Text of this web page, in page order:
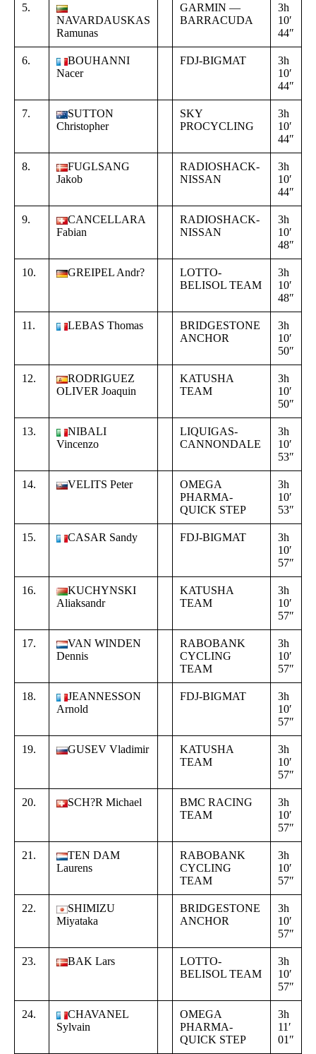
5.
NAVARDAUSKAS
Ramunas
GARMIN —
BARRACUDA
3h
10′
44″
6.
BOUHANNI
Nacer
FDJ-BIGMAT
3h
10′
44″
7.
SUTTON
Christopher
SKY
PROCYCLING
3h
10′
44″
8.
FUGLSANG
Jakob
RADIOSHACK-
NISSAN
3h
10′
44″
9.
CANCELLARA
Fabian
RADIOSHACK-
NISSAN
3h
10′
48″
10. GREIPEL Andr?
LOTTO-
BELISOL TEAM
3h
10′
48″
11. LEBAS Thomas
BRIDGESTONE
ANCHOR
3h
10′
50″
12.
RODRIGUEZ
OLIVER Joaquin
KATUSHA
TEAM
3h
10′
50″
13.
NIBALI
Vincenzo
LIQUIGAS-
CANNONDALE
3h
10′
53″
14. VELITS Peter
OMEGA
PHARMA-
QUICK STEP
3h
10′
53″
15. CASAR Sandy FDJ-BIGMAT
3h
10′
57″
16.
KUCHYNSKI
Aliaksandr
KATUSHA
TEAM
3h
10′
57″
17.
VAN WINDEN
Dennis
RABOBANK
CYCLING
TEAM
3h
10′
57″
18.
JEANNESSON
Arnold
FDJ-BIGMAT
3h
10′
57″
19. GUSEV Vladimir
KATUSHA
TEAM
3h
10′
57″
20. SCH?R Michael
BMC RACING
TEAM
3h
10′
57″
21.
TEN DAM
Laurens
RABOBANK
CYCLING
TEAM
3h
10′
57″
22.
SHIMIZU
Miyataka
BRIDGESTONE
ANCHOR
3h
10′
57″
23. BAK Lars
LOTTO-
BELISOL TEAM
3h
10′
57″
24.
CHAVANEL
Sylvain
OMEGA
PHARMA-
QUICK STEP
3h
11′
01″